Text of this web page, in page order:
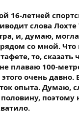
16-летней
слова
и, думаю, могла
со мной. Что
то, сказать
плаваю 100-
очень
опыта. Думаю,
поэтому